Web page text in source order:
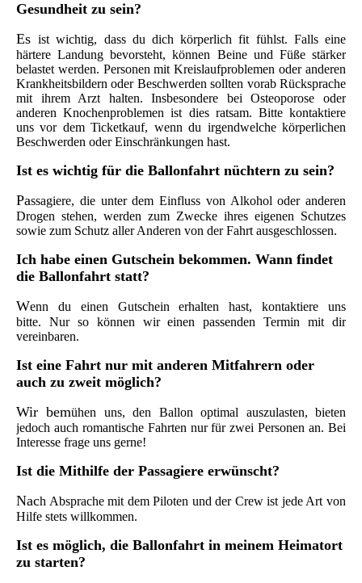
Gesundheit zu sein?
Esist wichtig, dass du dich körperlich fit fühlst. Falls eine
härtere Landung bevorsteht, können Beine und Füße stärker
belastet werden. Personen mit Kreislaufproblemen oder anderen
Krankheitsbildern oder Beschwerden sollten vorab Rücksprache
mit ihrem Arzt halten. Insbesondere bei Osteoporose oder
anderen Knochenproblemen ist dies ratsam. Bitte kontaktiere
uns vor dem Ticketkauf, wenn du irgendwelche körperlichen
Beschwerden oder Einschränkungen hast.
Ist es wichtig für die Ballonfahrt nüchtern zu sein?
Passagiere, die unter dem Einfluss von Alkohol oder anderen
Drogen stehen, werden zum Zwecke ihres eigenen Schutzes
sowie zum Schutz aller Anderen von der Fahrt ausgeschlossen.
Ich habe einen Gutschein bekommen. Wann findet
die Ballonfahrt statt?
Wenn du einen Gutschein erhalten hast, kontaktiere uns
bitte. Nur so können wir einen passenden Termin mit dir
vereinbaren.
Ist eine Fahrt nur mit anderen Mitfahrern oder
auch zu zweit möglich?
Wir bemühen uns, den Ballon optimal auszulasten, bieten
jedoch auch romantische Fahrten nur für zwei Personen an. Bei
Interesse frage uns gerne!
Ist die Mithilfe der Passagiere erwünscht?
Nach Absprache mit dem Piloten und der Crew ist jede Art von
Hilfe stets willkommen.
Ist es möglich, die Ballonfahrt in meinem Heimatort
zu starten?